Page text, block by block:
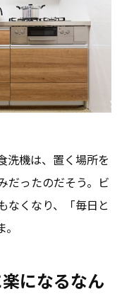
洗機は、置く場所を
だったのだそう。ビ
なくなり、「毎日と
になるなん